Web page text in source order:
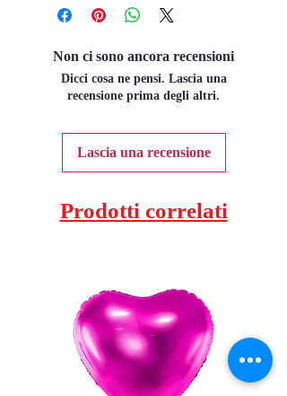
Non ci sono ancora recensioni
Dicci cosa ne pensi. Lascia una
recensione prima degli altri.
Lascia una recensione
Prodotti correlati